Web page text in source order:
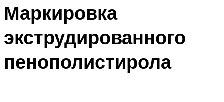
Маркировка
экструдированного
пенополистирола